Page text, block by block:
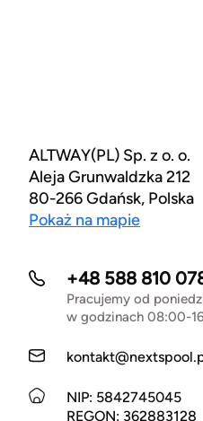
ALTWAY(PL) Sp. z o. o.
Aleja Grunwaldzka 212
80-266 Gdańsk, Polska
Pokaż na mapie
+48 588 810
Pracujemy od
w godzinach 08:00-
NIP: 5842745045
REGON: 362883128